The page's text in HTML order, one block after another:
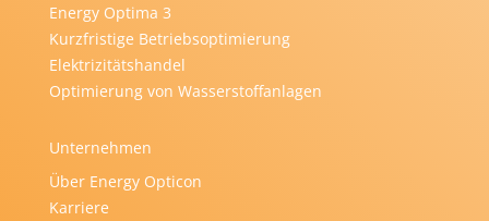
Energy Optima 3
Kurzfristige Betriebsoptimierung
Elektrizitätshandel
Optimierung von Wasserstoffanlagen
Unternehmen
Über Energy Opticon
Karriere